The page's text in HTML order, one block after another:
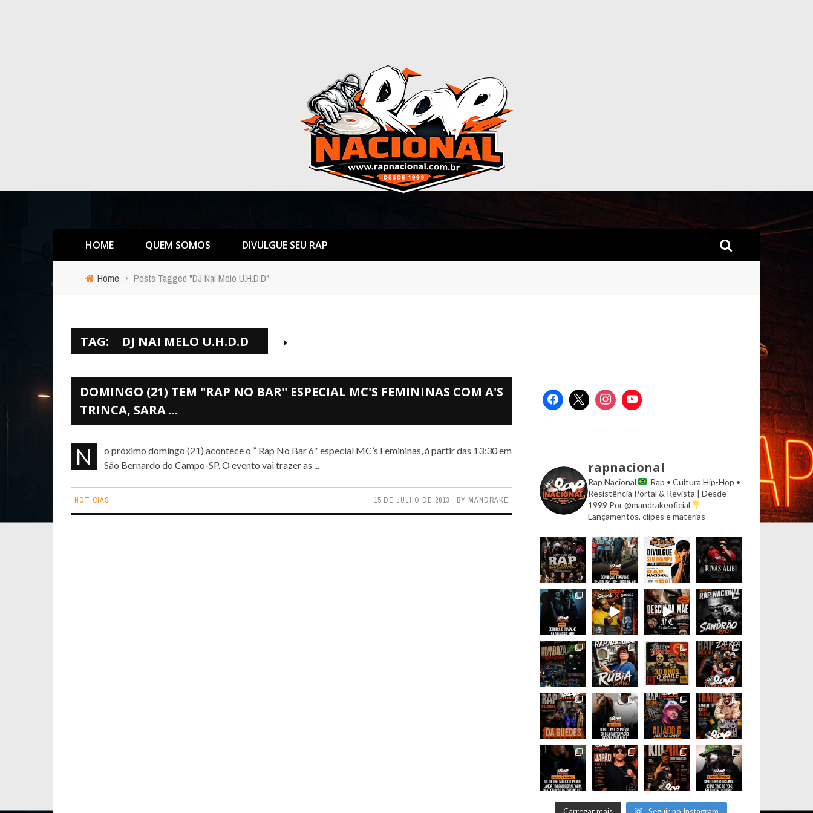
HOME QUEM SOMOS DIVULGUE SEU RAP
Home › Posts Tagged "DJ Nai Melo U.H.D.D"
TAG: DJ NAI MELO U.H.D.D
DOMINGO (21) TEM "RAP NO BAR" ESPECIAL MC'S FEMININAS COM A'S
TRINCA, SARA ...
No próximo domingo (21) acontece o ” Rap No Bar 6″ especial MC’s Femininas, á partir das 13:30 em São Bernardo do Campo-SP. O evento vai trazer as ...
NOTICIAS 15 DE JULHO DE 2013 BY MANDRAKE
rapnacional
Rap Nacional
Rap • Cultura Hip-Hop •
Resistência Portal & Revista | Desde
1999 Por @mandrakeoficial
Lançamentos, clipes e matérias